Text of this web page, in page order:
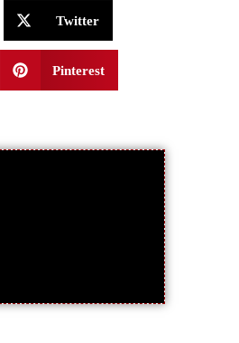
Twitter
Pinterest